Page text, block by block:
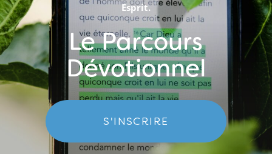
Esprit.
Le Parcours
Dévotionnel
S'INSCRIRE